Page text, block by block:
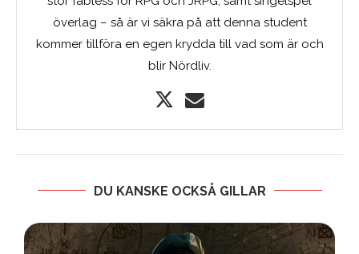
överlag – så är vi säkra på att denna student
kommer tillföra en egen krydda till vad som är och
blir Nördliv.
DU KANSKE OCKSÅ GILLAR